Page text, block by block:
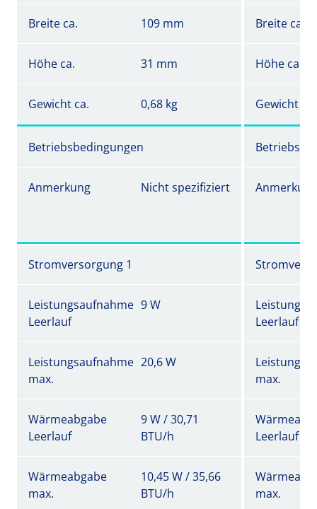
Breite ca. 109 mm Breite ca.
Höhe ca. 31 mm Höhe ca.
Gewicht ca. 0,68 kg Gewicht ca.
Betriebsbedingungen
Anmerkung Nicht spezifiziert Anmerkung
Stromversorgung 1
Leistungsaufnahme
Leerlauf
9 W
Leerlauf
Leistungsaufnahme
max.
20,6 W
max.
Wärmeabgabe
Leerlauf
9 W / 30,71
BTU/h
Leerlauf
Wärmeabgabe
max.
10,45 W / 35,66
BTU/h
max.